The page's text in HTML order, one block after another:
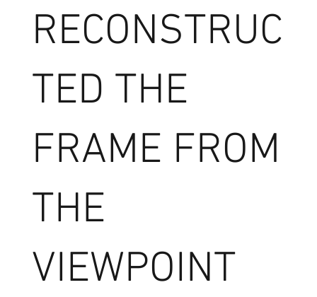
RECONSTRUC
TED THE
FRAME FROM
THE
VIEWPOINT